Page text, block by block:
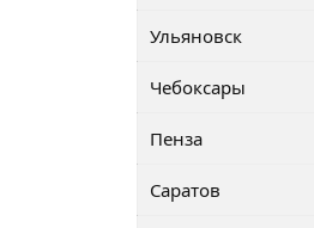
Ульяновск
Чебоксары
Пенза
Саратов